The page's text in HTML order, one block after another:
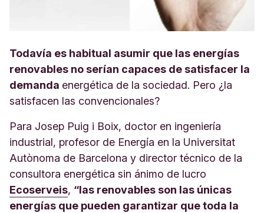
Todavía es habitual asumir que las energías
renovables no serían capaces de satisfacer la
demanda energética de la sociedad. Pero ¿la
satisfacen las convencionales?
Para Josep Puig i Boix, doctor en ingeniería
industrial, profesor de Energía en la Universitat
Autònoma de Barcelona y director técnico de la
consultora energética sin ánimo de lucro
Ecoserveis, “las renovables son las únicas
energías que pueden garantizar que toda la